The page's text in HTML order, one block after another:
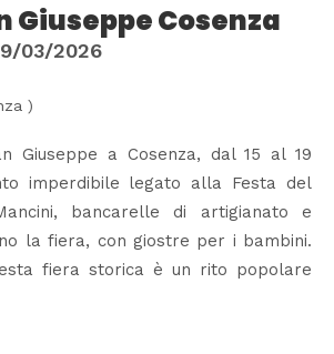
Giuseppe Cosenza
03/2026
)
Giuseppe a Cosenza, dal 15 al 19
imperdibile legato alla Festa del
bancarelle di artigianato e
la fiera, con giostre per i bambini.
fiera storica è un rito popolare